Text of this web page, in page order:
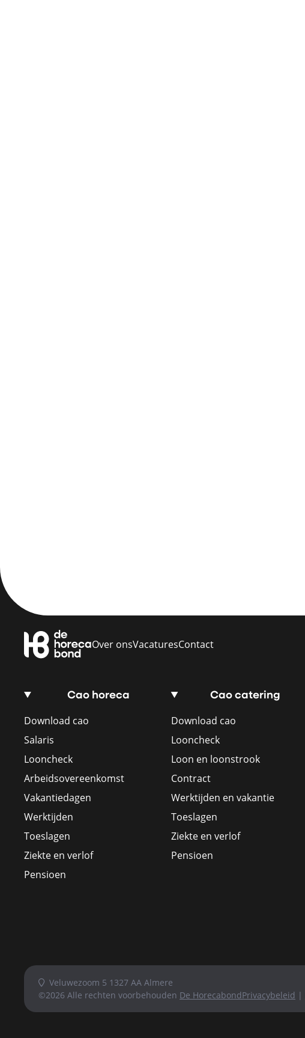
Over onsVacaturesContact
Cao horeca
Download cao
Salaris
Looncheck
Arbeidsovereenkomst
Vakantiedagen
Werktijden
Toeslagen
Ziekte en verlof
Pensioen
Cao catering
Download cao
Looncheck
Loon en loonstrook
Contract
Werktijden en vakantie
Toeslagen
Ziekte en verlof
Pensioen
Veluwezoom 5 1327 AA Almere
©2026 Alle rechten voorbehouden De HorecabondPrivacybeleid |